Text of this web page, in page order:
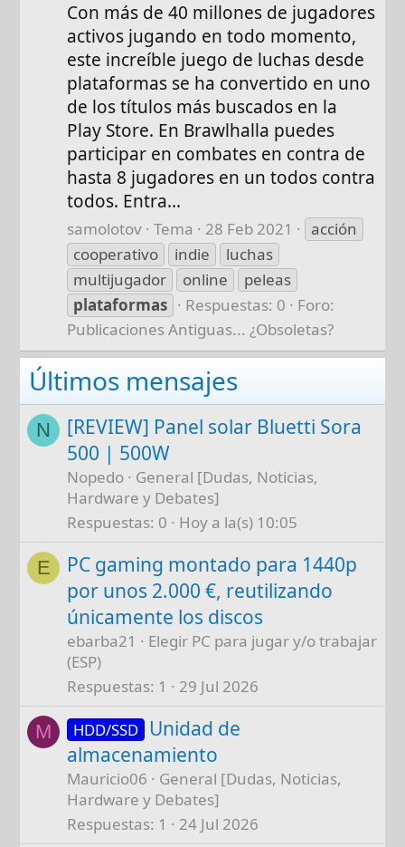
Con más de 40 millones de jugadores
activos jugando en todo momento,
este increíble juego de luchas desde
plataformas se ha convertido en uno
de los títulos más buscados en la
Play Store. En Brawlhalla puedes
participar en combates en contra de
hasta 8 jugadores en un todos contra
todos. Entra...
samolotov Tema 28 Feb 2021
acción
cooperativo
indie
luchas
multijugador
online
peleas
plataformas
Respuestas: 0
Foro:
Publicaciones Antiguas... ¿Obsoletas?
Últimos mensajes
N
[REVIEW] Panel solar Bluetti Sora
500 | 500W
Nopedo
General [Dudas, Noticias,
Hardware y Debates]
Respuestas 0 Hoy a la(s) 10:05
E
PC gaming montado para 1440p
por unos 2.000 €, reutilizando
únicamente los discos
ebarba21
Elegir PC para jugar y/o trabajar
(ESP)
Respuestas 1 29 Jul 2026
M HDD/SSD Unidad de
almacenamiento
Mauricio06
General [Dudas, Noticias,
Hardware y Debates]
Respuestas 1 24 Jul 2026